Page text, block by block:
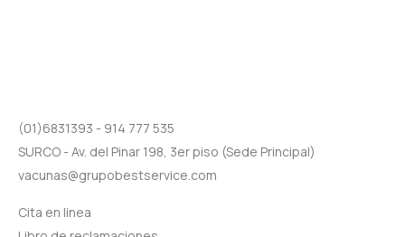
(01)6831393 - 914 777 535
SURCO - Av. del Pinar 198, 3er piso (Sede Principal)
vacunas@grupobestservice.com
Cita en linea